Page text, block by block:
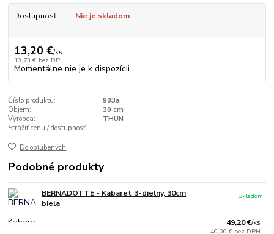
Dostupnosť Nie je skladom
13,20 €/ks
10,73 € bez DPH
Momentálne nie je k dispozícii
Číslo produktu:
903a
Objem:
30 cm
Výrobca:
THUN
Strážiť cenu / dostupnosť
Do obľúbených
Podobné produkty
BERNADOTTE - Kabaret 3-dielny, 30cm
biela
49,20 €/ks
40,00 € bez DPH
Skladom